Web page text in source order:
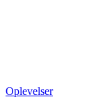
Oplevelser